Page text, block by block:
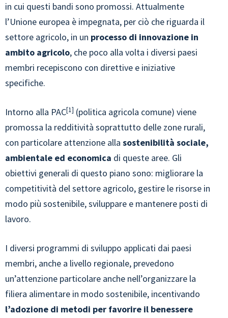
in cui questi bandi sono promossi. Attualmente
l’Unione europea è impegnata, per ciò che riguarda il
settore agricolo, in un processo di innovazione in
ambito agricolo, che poco alla volta i diversi paesi
membri recepiscono con direttive e iniziative
specifiche.
Intorno alla PAC 1 (politica agricola comune) viene
promossa la redditività soprattutto delle zone rurali,
con particolare attenzione alla sostenibilità sociale,
ambientale ed economica di queste aree. Gli
obiettivi generali di questo piano sono: migliorare la
competitività del settore agricolo, gestire le risorse in
modo più sostenibile, sviluppare e mantenere posti di
lavoro.
I diversi programmi di sviluppo applicati dai paesi
membri, anche a livello regionale, prevedono
un’attenzione particolare anche nell’organizzare la
filiera alimentare in modo sostenibile, incentivando
l’adozione di metodi per favorire il benessere